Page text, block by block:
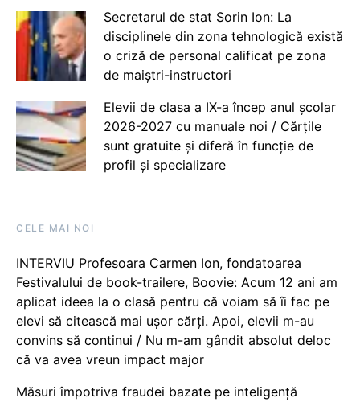
Secretarul de stat Sorin Ion: La
disciplinele din zona tehnologică există
o criză de personal calificat pe zona
de maiștri-instructori
Elevii de clasa a IX-a încep anul școlar
2026-2027 cu manuale noi / Cărțile
sunt gratuite și diferă în funcție de
profil și specializare
CELE MAI NOI
INTERVIU Profesoara Carmen Ion, fondatoarea
Festivalului de book-trailere, Boovie: Acum 12 ani am
aplicat ideea la o clasă pentru că voiam să îi fac pe
elevi să citească mai ușor cărți. Apoi, elevii m-au
convins să continui / Nu m-am gândit absolut deloc
că va avea vreun impact major
Măsuri împotriva fraudei bazate pe inteligență